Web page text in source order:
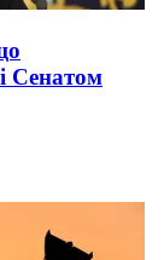
Сенатом